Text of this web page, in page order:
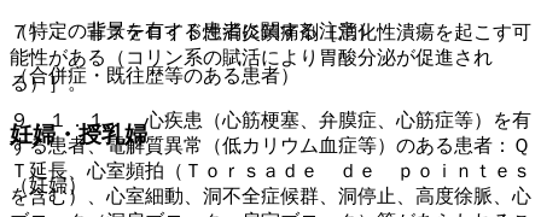
７）． 非ステロイド性消炎鎮痛剤［消化性潰瘍を起こす可
能性がある（コリン系の賦活により胃酸分泌が促進され
る）］。
妊婦・授乳婦
（妊婦）
（特定の背景を有する患者に関する注意）
（合併症・既往歴等のある患者）
９．１．１． 心疾患（心筋梗塞、弁膜症、心筋症等）を有
する患者、電解質異常（低カリウム血症等）のある患者：Ｑ
Ｔ延長、心室頻拍（Ｔｏｒｓａｄｅ ｄｅ ｐｏｉｎｔｅｓ
を含む）、心室細動、洞不全症候群、洞停止、高度徐脈、心